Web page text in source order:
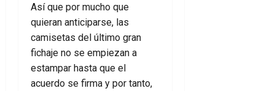
Así que por mucho que
quieran anticiparse, las
camisetas del último gran
fichaje no se empiezan a
estampar hasta que el
acuerdo se firma y por tanto,